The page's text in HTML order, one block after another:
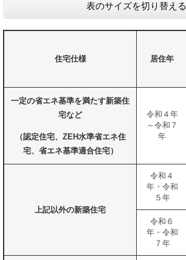
表のサイズを切り替える
住宅仕様 居住年
一定の省エネ基準を満たす新築住
宅など
（認定住宅、ZEH水準省エネ住
宅、省エネ基準適合住宅）
令和４年
～令和７
年
上記以外の新築住宅
令和４
年・令和
５年
令和６
年・令和
７年